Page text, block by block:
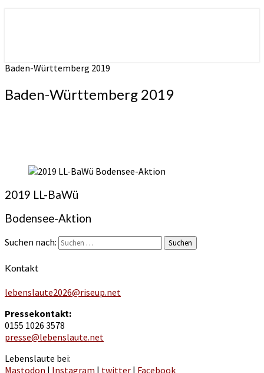
Baden-Württemberg 2019
Baden-Württemberg 2019
2019 LL-BaWü
Bodensee-Aktion
Suchen nach: Suchen
Kontakt
lebenslaute2026@riseup.net
Pressekontakt:
0155 1026 3578
presse@lebenslaute.net
Lebenslaute bei:
Mastodon | Instagram | twitter | Facebook